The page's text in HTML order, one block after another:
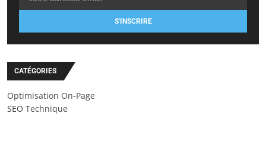
S'INSCRIRE
CATÉGORIES
Optimisation On-Page
SEO Technique